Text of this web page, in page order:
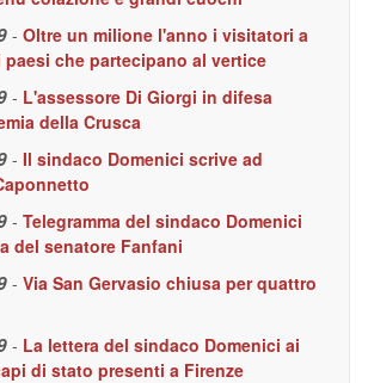
- Oltre un milione l'anno i visitatori a
paesi che partecipano al vertice
- L'assessore Di Giorgi in difesa
della Crusca
- Il sindaco Domenici scrive ad
- Telegramma del sindaco Domenici
del senatore Fanfani
- Via San Gervasio chiusa per quattro
- La lettera del sindaco Domenici ai
di stato presenti a Firenze